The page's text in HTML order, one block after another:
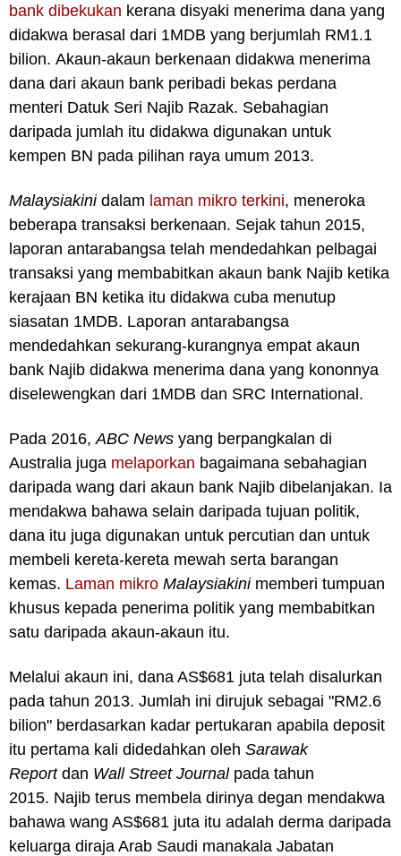
bank dibekukan kerana disyaki menerima dana yang
didakwa berasal dari 1MDB yang berjumlah RM1.1
bilion. Akaun-akaun berkenaan didakwa menerima
dana dari akaun bank peribadi bekas perdana
menteri Datuk Seri Najib Razak. Sebahagian
daripada jumlah itu didakwa digunakan untuk
kempen BN pada pilihan raya umum 2013.
Malaysiakini dalam laman mikro terkini, meneroka
beberapa transaksi berkenaan. Sejak tahun 2015,
laporan antarabangsa telah mendedahkan pelbagai
transaksi yang membabitkan akaun bank Najib ketika
kerajaan BN ketika itu didakwa cuba menutup
siasatan 1MDB. Laporan antarabangsa
mendedahkan sekurang-kurangnya empat akaun
bank Najib didakwa menerima dana yang kononnya
diselewengkan dari 1MDB dan SRC International.
Pada 2016, ABC News yang berpangkalan di
Australia juga melaporkan bagaimana sebahagian
daripada wang dari akaun bank Najib dibelanjakan. Ia
mendakwa bahawa selain daripada tujuan politik,
dana itu juga digunakan untuk percutian dan untuk
membeli kereta-kereta mewah serta barangan
kemas. Laman mikro Malaysiakini memberi tumpuan
khusus kepada penerima politik yang membabitkan
satu daripada akaun-akaun itu.
Melalui akaun ini, dana AS$681 juta telah disalurkan
pada tahun 2013. Jumlah ini dirujuk sebagai "RM2.6
bilion" berdasarkan kadar pertukaran apabila deposit
itu pertama kali didedahkan oleh Sarawak
Report dan Wall Street Journal pada tahun
2015. Najib terus membela dirinya degan mendakwa
bahawa wang AS$681 juta itu adalah derma daripada
keluarga diraja Arab Saudi manakala Jabatan